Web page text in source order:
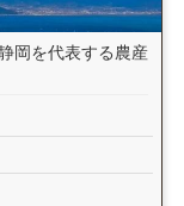
岡を代表する農産